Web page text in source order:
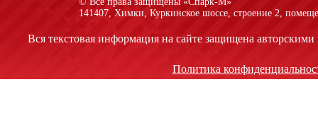
141407, Химки, Куркинское шоссе, строение 2,
Вся текстовая информация на сайте защищена
Политика